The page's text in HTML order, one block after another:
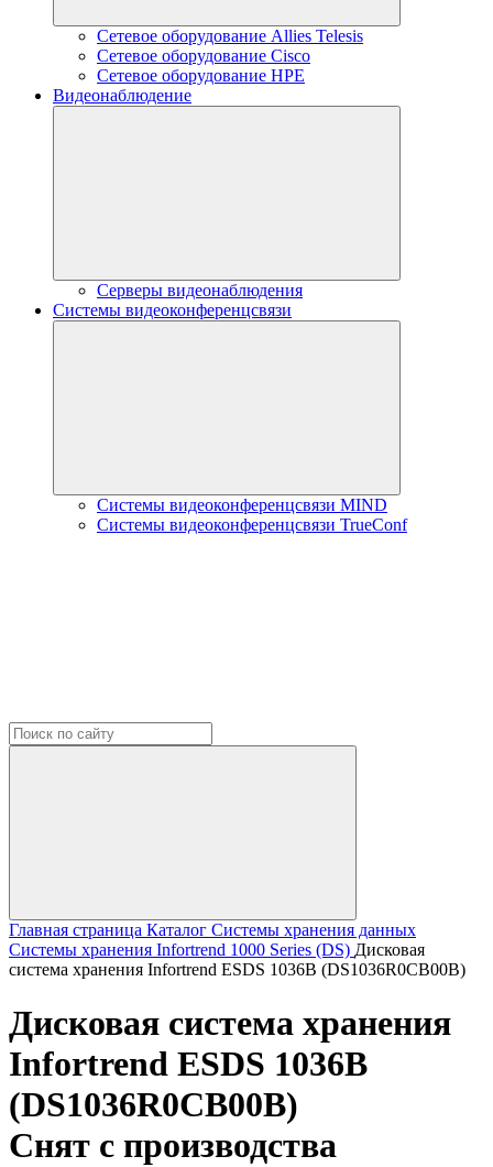
Сетевое оборудование Allies Telesis
Сетевое оборудование Cisco
Сетевое оборудование HPE
Видеонаблюдение
Серверы видеонаблюдения
Системы видеоконференцсвязи
Системы видеоконференцсвязи MIND
Системы видеоконференцсвязи TrueConf
Главная страница Каталог Системы хранения данных
Системы хранения Infortrend 1000 Series (DS) Дисковая
система хранения Infortrend ESDS 1036B (DS1036R0CB00B)
Дисковая система хранения
Infortrend ESDS 1036B
(DS1036R0CB00B)
Снят с производства